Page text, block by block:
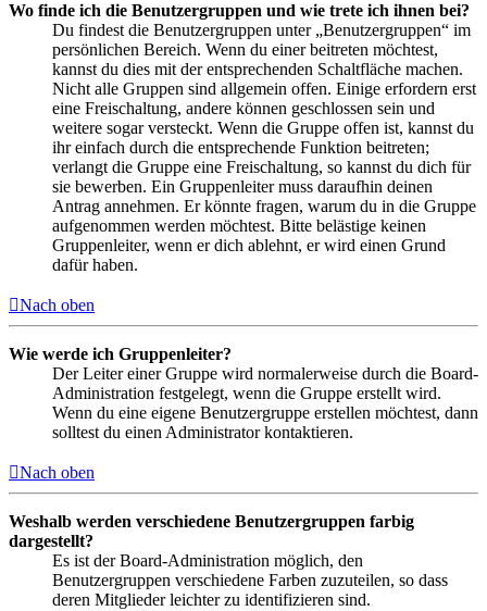
Wo finde ich die Benutzergruppen und wie trete ich ihnen bei?
Du findest die Benutzergruppen unter „Benutzergruppen“ im
persönlichen Bereich. Wenn du einer beitreten möchtest,
kannst du dies mit der entsprechenden Schaltfläche machen.
Nicht alle Gruppen sind allgemein offen. Einige erfordern erst
eine Freischaltung, andere können geschlossen sein und
weitere sogar versteckt. Wenn die Gruppe offen ist, kannst du
ihr einfach durch die entsprechende Funktion beitreten;
verlangt die Gruppe eine Freischaltung, so kannst du dich für
sie bewerben. Ein Gruppenleiter muss daraufhin deinen
Antrag annehmen. Er könnte fragen, warum du in die Gruppe
aufgenommen werden möchtest. Bitte belästige keinen
Gruppenleiter, wenn er dich ablehnt, er wird einen Grund
dafür haben.
Nach oben
Wie werde ich Gruppenleiter?
Der Leiter einer Gruppe wird normalerweise durch die Board-
Administration festgelegt, wenn die Gruppe erstellt wird.
Wenn du eine eigene Benutzergruppe erstellen möchtest, dann
solltest du einen Administrator kontaktieren.
Nach oben
Weshalb werden verschiedene Benutzergruppen farbig
dargestellt?
Es ist der Board-Administration möglich, den
Benutzergruppen verschiedene Farben zuzuteilen, so dass
deren Mitglieder leichter zu identifizieren sind.